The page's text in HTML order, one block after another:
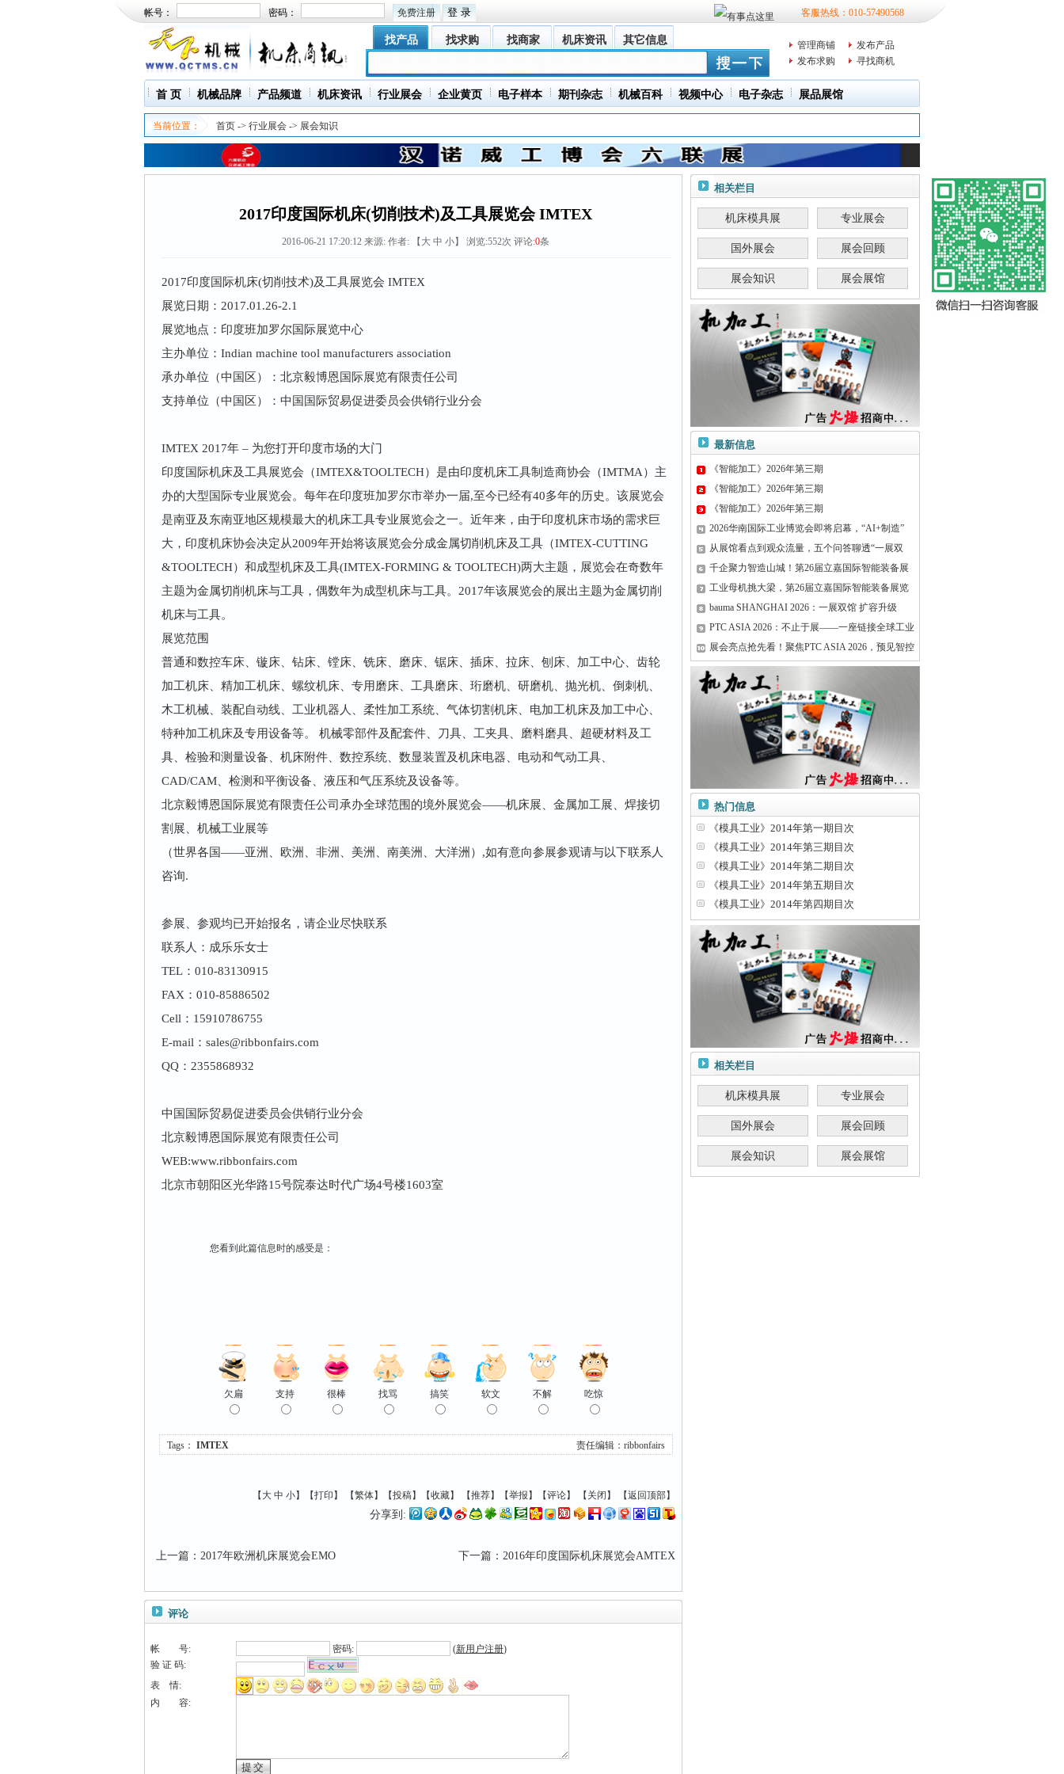
帐号： 密码： 免费注册 客服热线：010-57490568
找产品 找求购 找商家 机床资讯 其它信息 管理商铺
发布产品
发布求购
寻找商机
首 页 机械品牌 产品频道 机床资讯 行业展会 企业黄页 电子样本 期刊杂志 机械百科 视频中心 电子杂志 展品展馆
当前位置： 首页 -> 行业展会 -> 展会知识
2017印度国际机床(切削技术)及工具展览会 IMTEX
2016-06-21 17:20:12 来源: 作者: 【 大 中 小】 浏览:552次 评论:0条
2017印度国际机床(切削技术)及工具展览会 IMTEX
展览日期：2017.01.26-2.1
展览地点：印度班加罗尔国际展览中心
主办单位：Indian machine tool manufacturers association
承办单位（中国区）：北京毅博恩国际展览有限责任公司
支持单位（中国区）：中国国际贸易促进委员会供销行业分会
IMTEX 2017年 – 为您打开印度市场的大门
印度国际机床及工具展览会（IMTEX&TOOLTECH）是由印度机床工具制造商协会（IMTMA）主
办的大型国际专业展览会。每年在印度班加罗尔市举办一届,至今已经有40多年的历史。该展览会
是南亚及东南亚地区规模最大的机床工具专业展览会之一。近年来，由于印度机床市场的需求巨
大，印度机床协会决定从2009年开始将该展览会分成金属切削机床及工具（IMTEX-CUTTING
&TOOLTECH）和成型机床及工具(IMTEX-FORMING & TOOLTECH)两大主题，展览会在奇数年
主题为金属切削机床与工具，偶数年为成型机床与工具。2017年该展览会的展出主题为金属切削
机床与工具。
展览范围
普通和数控车床、镟床、钻床、镗床、铣床、磨床、锯床、插床、拉床、刨床、加工中心、齿轮
加工机床、精加工机床、螺纹机床、专用磨床、工具磨床、珩磨机、研磨机、抛光机、倒刺机、
木工机械、装配自动线、工业机器人、柔性加工系统、气体切割机床、电加工机床及加工中心、
特种加工机床及专用设备等。 机械零部件及配套件、刀具、工夹具、磨料磨具、超硬材料及工
具、检验和测量设备、机床附件、数控系统、数显装置及机床电器、电动和气动工具、
CAD/CAM、检测和平衡设备、液压和气压系统及设备等。
北京毅博恩国际展览有限责任公司承办全球范围的境外展览会——机床展、金属加工展、焊接切
割展、机械工业展等
（世界各国——亚洲、欧洲、非洲、美洲、南美洲、大洋洲）,如有意向参展参观请与以下联系人
咨询.
参展、参观均已开始报名，请企业尽快联系
联系人：成乐乐女士
TEL：010-83130915
FAX：010-85886502
Cell：15910786755
E-mail：sales@ribbonfairs.com
QQ：2355868932
中国国际贸易促进委员会供销行业分会
北京毅博恩国际展览有限责任公司
WEB:www.ribbonfairs.com
北京市朝阳区光华路15号院泰达时代广场4号楼1603室
您看到此篇信息时的感受是：
欠扁 支持 很棒 找骂 搞笑 软文 不解 吃惊
Tags： IMTEX 责任编辑： ribbonfairs
【 大 中 小】【打印 】 【繁体】【投稿】【收藏】 【推荐】【举报 】【评论】 【 关闭 】 【返回顶部】
分享到:
上一篇 ： 2017年欧洲机床展览会EMO 下一篇 ： 2016年印度国际机床展览会AMTEX
评论
帐 号: 密码: (新用户注册)
验 证 码:
表 情:
内 容:
相关栏目
机床模具展 专业展会
国外展会 展会回顾
展会知识 展会展馆
最新信息
《智能加工》2026年第三期
《智能加工》2026年第三期
《智能加工》2026年第三期
2026华南国际工业博览会即将启幕，“AI+制造”
从展馆看点到观众流量，五个问答聊透“一展双
千企聚力智造山城！第26届立嘉国际智能装备展
工业母机挑大梁，第26届立嘉国际智能装备展览
bauma SHANGHAI 2026：一展双馆 扩容升级
PTC ASIA 2026：不止于展——一座链接全球工业
展会亮点抢先看！聚焦PTC ASIA 2026，预见智控
热门信息
《模具工业》2014年第一期目次
《模具工业》2014年第三期目次
《模具工业》2014年第二期目次
《模具工业》2014年第五期目次
《模具工业》2014年第四期目次
相关栏目
机床模具展 专业展会
国外展会 展会回顾
展会知识 展会展馆